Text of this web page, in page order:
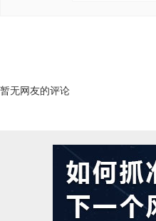
暂无网友的评论